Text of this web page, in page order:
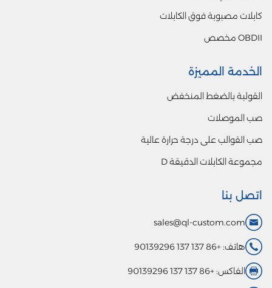
كابلات مصبوبة فوق الكابلات
OBDII مخصص
الخدمة المميزة
القولبة بالضغط المنخفض
صب الموصلات
صب القوالب على درجة حرارة عالية
مجموعة الكابلات الدقيقة D
اتصل بنا
sales@ql-custom.com
هاتف: +86 137 137 90139296
الفاكس: +86 137 137 90139296